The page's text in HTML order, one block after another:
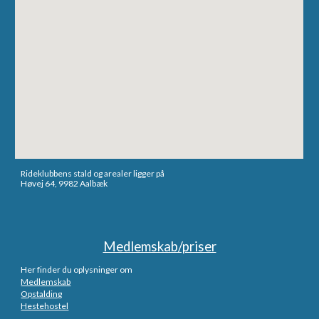
Rideklubbens stald og arealerligger på
Høvej 64, 9982 Aalbæk
Medlemskab/priser
Her finder du oplysninger om
Medlemskab
Opstalding
Hestehostel